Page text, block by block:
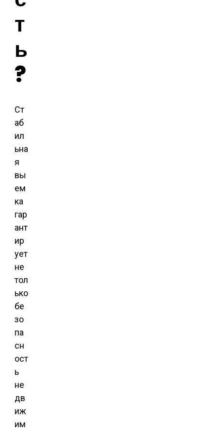
т
ь
?
Ст
аб
ил
ьна
я
вы
ем
ка
гар
ант
ир
ует
не
тол
ько
бе
зо
па
сн
ост
ь
не
дв
иж
им